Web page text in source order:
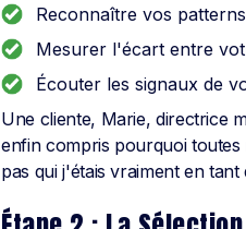
Reconnaître vos
Mesurer l'écart entre
Écouter les signaux de
Une cliente, Marie, directrice
enfin compris pourquoi
pas qui j'étais vraiment en tant